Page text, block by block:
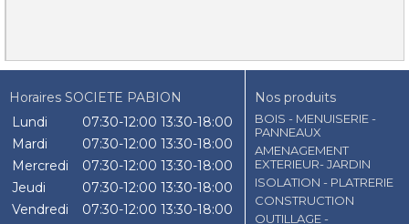
Horaires SOCIETE PABION
Lundi
07:30-12:00 13:30-18:00
Mardi
07:30-12:00 13:30-18:00
Mercredi
07:30-12:00 13:30-18:00
Jeudi
07:30-12:00 13:30-18:00
Vendredi
07:30-12:00 13:30-18:00
Nos produits
BOIS - MENUISERIE -
PANNEAUX
AMENAGEMENT
EXTERIEUR- JARDIN
ISOLATION - PLATRERIE
CONSTRUCTION
OUTILLAGE -